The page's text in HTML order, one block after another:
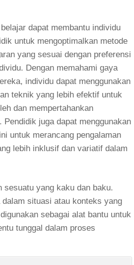
dapat membantu individu
untuk mengoptimalkan metode
yang sesuai dengan preferensi
Dengan memahami gaya
individu dapat menggunakan
teknik yang lebih efektif untuk
dan mempertahankan
Pendidik juga dapat menggunakan
untuk merancang pengalaman
lebih inklusif dan variatif dalam
sesuatu yang kaku dan baku.
situasi atau konteks yang
sebagai alat bantu untuk
tunggal dalam proses